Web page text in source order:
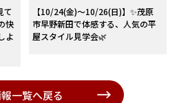
て
快
よ
【10/24(金)～10/26(日)】✨茂原
市早野新田で体感する、人気の平
屋スタイル見学会🌿
一覧へ戻る